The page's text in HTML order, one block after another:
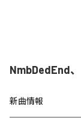
NmbDedEnd、
新曲情報